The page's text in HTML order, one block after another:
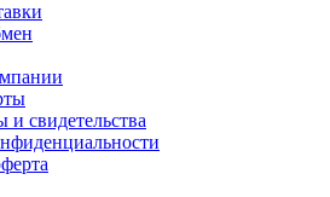
свидетельства